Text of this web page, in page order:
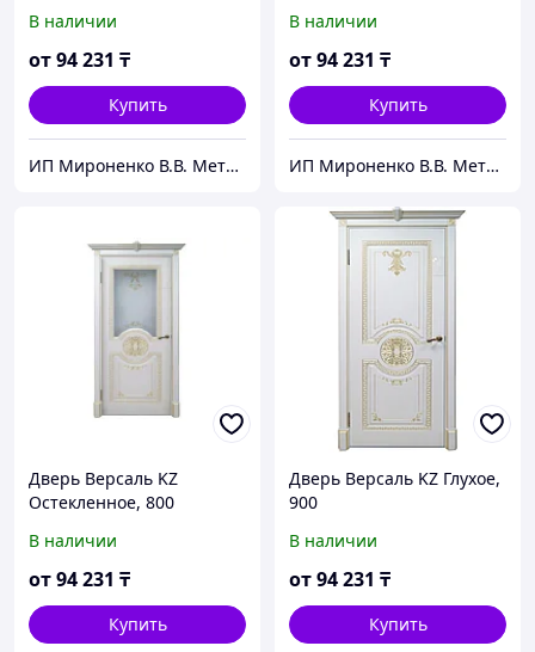
В наличии
от94 231 ₸
Купить
ИП Мироненко В.В. Металлические и межкомнатные двери
В наличии
от94 231 ₸
Купить
ИП Мироненко В.В. Металлические и межкомнатные двери
Дверь Версаль KZ
Остекленное, 800
В наличии
от94 231 ₸
Купить
Дверь Версаль KZ Глухое,
900
В наличии
от94 231 ₸
Купить